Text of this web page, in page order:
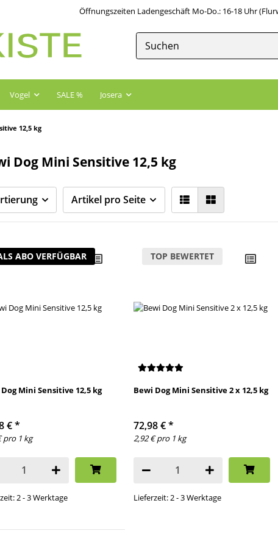
Öffnungszeiten Ladengeschäft Mo-Do.: 16-18 Uhr
Vogel SALE % Josera
12,5 kg
Dog Mini Sensitive 12,5 kg
Artikel pro Seite
ABO VERFÜGBAR
Mini Sensitive 12,5 kg
€*
pro 1 kg
2 - 3 Werktage
TOP BEWERTET
Bewi Dog Mini Sensitive 2 x 12,5 kg
72,98 €*
2,92 € pro 1 kg
Lieferzeit: 2 - 3 Werktage